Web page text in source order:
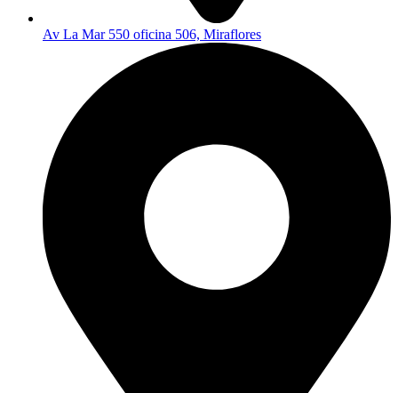
Av La Mar 550 oficina 506, Miraflores